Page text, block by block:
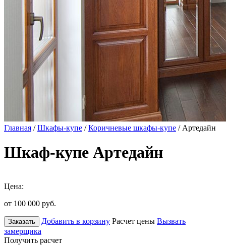
Главная /Шкафы-купе /Коричневые шкафы-купе / Артедайн
Шкаф-купе Артедайн
Цена:
от 100 000 руб.
Заказать Добавить в корзину Расчет цены Вызвать
замерщика
Получить расчет